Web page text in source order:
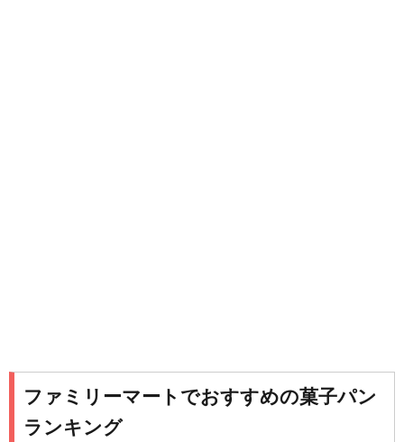
ファミリーマートでおすすめの菓子パン
ランキング